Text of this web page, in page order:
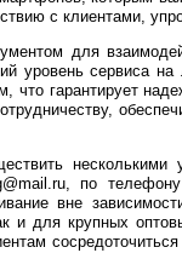
с клиентами,
для
уровень сервиса
гарантирует
несколькими
по
вне
для крупных